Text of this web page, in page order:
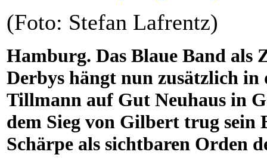
(Foto: Stefan Lafrentz)
Hamburg. Das Blaue Band als
Derbys hängt nun zusätzlich
Tillmann auf Gut Neuhaus in
dem Sieg von Gilbert trug
Schärpe als sichtbaren Orden